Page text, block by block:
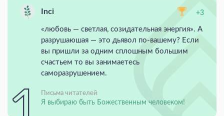
Inci +3
«любовь — светлая, созидательная энергия». А
разрушаюшая — это дьявол по-вашему? Если
вы пришли за одним сплошным большим
счастьем то вы занимаетесь
саморазрушением.
Письма читателей
Я выбираю быть Божественным человеком!